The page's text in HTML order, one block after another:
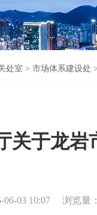
处室 > 市场体系建设处 >
关于龙岩
03 10:07 浏览量